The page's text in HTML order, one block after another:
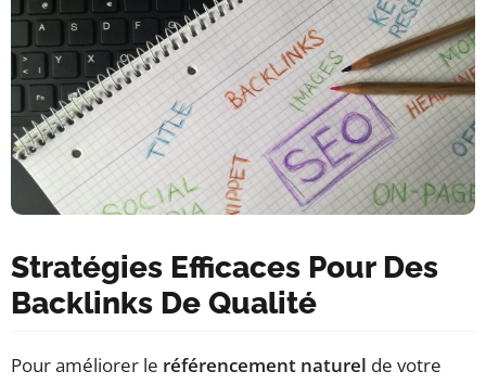
Stratégies Efficaces Pour Des
Backlinks De Qualité
Pour améliorer le référencement naturel de votre